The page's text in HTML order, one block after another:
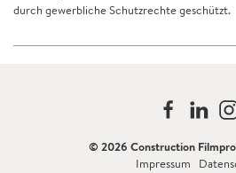
durch gewerbliche Schutzrechte geschützt.
© 2026 Construction
Impressum